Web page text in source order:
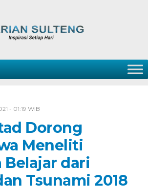
- 01:19 WIB
Dorong
Meneliti
Belajar dari
Tsunami 2018